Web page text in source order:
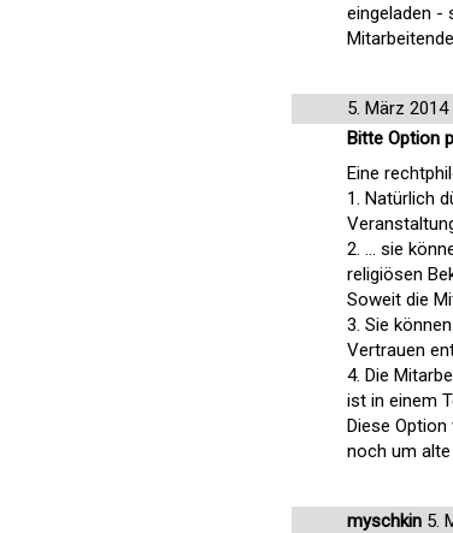
eingeladen -
5. März 2014
Bitte Option
Eine
1. Natürlich
2. ... sie
religiösen
Soweit die
3. Sie
Vertrauen
4. Die
ist in einem
Diese
noch um alte
myschkin 5.